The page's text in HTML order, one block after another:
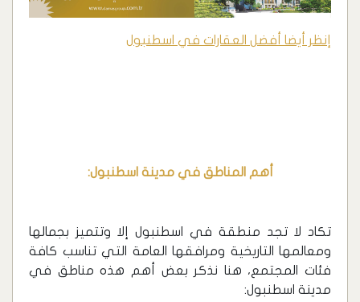
إنظر أيضا أفضل العقارات في اسطنبول
أهم المناطق في مدينة اسطنبول:
تكاد لا تجد منطقة في اسطنبول إلا وتتميز بجمالها
ومعالمها التاريخية ومرافقها العامة التي تناسب كافة
فئات المجتمع، هنا نذكر بعض أهم هذه مناطق في
مدينة اسطنبول: